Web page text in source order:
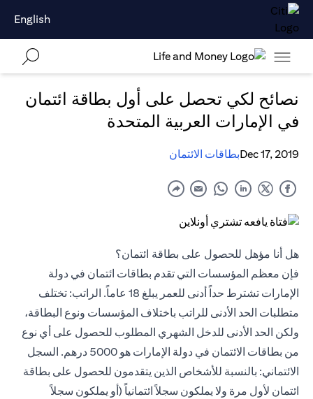
English
نصائح لكي تحصل على أول بطاقة ائتمان
في الإمارات العربية المتحدة
Dec 17, 2019بطاقات الائتمان
هل أنا مؤهل للحصول على بطاقة ائتمان؟
فإن معظم المؤسسات التي تقدم بطاقات ائتمان في دولة
الإمارات تشترط حداً أدنى للعمر يبلغ 18 عاماً. الراتب: تختلف
متطلبات الحد الأدنى للراتب باختلاف المؤسسات ونوع البطاقة،
ولكن الحد الأدنى للدخل الشهري المطلوب للحصول على أي نوع
من بطاقات الائتمان في دولة الإمارات هو 5000 درهم. السجل
الائتماني: بالنسبة للأشخاص الذين يتقدمون للحصول على بطاقة
ائتمان لأول مرة ولا يملكون سجلاً ائتمانياً (أو يملكون سجلاً